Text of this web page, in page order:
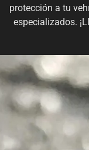
protección a tu
especializados.